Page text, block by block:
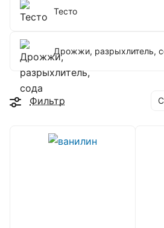
Тесто
Дрожжи, разрыхлитель,
Фильтр